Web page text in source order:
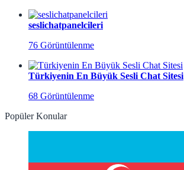
seslichatpanelcileri
76 Görüntülenme
Türkiyenin En Büyük Sesli Chat Sitesi
68 Görüntülenme
Popüler Konular